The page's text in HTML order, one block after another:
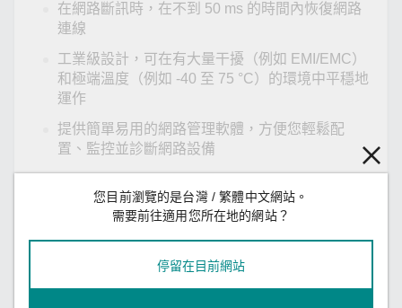
在網路斷訊時，在不到 50 ms 的時間內恢復網路
連線
工業級設計，可在有大量干擾（例如 EMI/EMC）
和極端溫度（例如 -40 至 75 °C）的環境中平穩地
運作
提供簡單易用的網路管理軟體，方便您輕鬆配
置、監控並診斷網路設備
使用產品
NPort 5100 系列
您目前瀏覽的是台灣 / 繁體中文網站。
需要前往適用您所在地的網站？
停留在目前網站